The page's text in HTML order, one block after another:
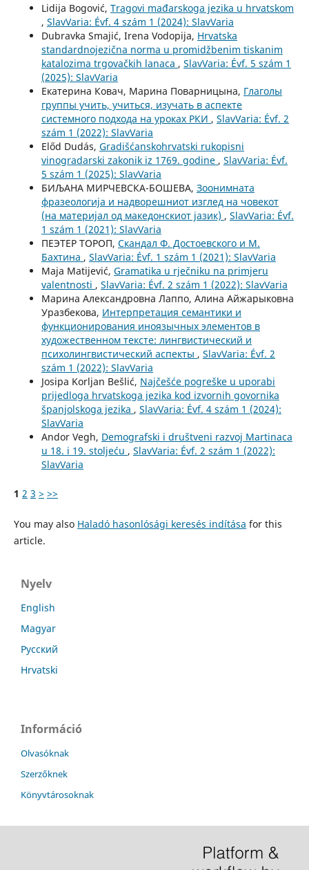
Lidija Bogović, Tragovi mađarskoga jezika u hrvatskom
, SlavVaria: Évf. 4 szám 1 (2024): SlavVaria
Dubravka Smajić, Irena Vodopija, Hrvatska
standardnojezična norma u promidžbenim tiskanim
katalozima trgovačkih lanaca , SlavVaria: Évf. 5 szám 1
(2025): SlavVaria
Екатерина Ковач, Марина Поварницына, Глаголы
группы учить, учиться, изучать в аспекте
системного подхода на уроках РКИ , SlavVaria: Évf. 2
szám 1 (2022): SlavVaria
Előd Dudás, Gradišćanskohrvatski rukopisni
vinogradarski zakonik iz 1769. godine , SlavVaria: Évf.
5 szám 1 (2025): SlavVaria
БИЉАНА МИРЧЕВСКА-БОШЕВА, Зоонимната
фразеологиjа и надворешниот изглед на човекот
(на материjал од македонскиот jазик) , SlavVaria: Évf.
1 szám 1 (2021): SlavVaria
ПЕЭТЕР ТОРОП, Скандал Ф. Достоевского и М.
Бахтина , SlavVaria: Évf. 1 szám 1 (2021): SlavVaria
Maja Matijević, Gramatika u rječniku na primjeru
valentnosti , SlavVaria: Évf. 2 szám 1 (2022): SlavVaria
Марина Александровна Лаппо, Алина Айжарыковна
Уразбекова, Интерпретация семантики и
функционирования иноязычных элементов в
художественном тексте: лингвистический и
психолингвистический аспекты , SlavVaria: Évf. 2
szám 1 (2022): SlavVaria
Josipa Korljan Bešlić, Najčešće pogreške u uporabi
prijedloga hrvatskoga jezika kod izvornih govornika
španjolskoga jezika , SlavVaria: Évf. 4 szám 1 (2024):
SlavVaria
Andor Vegh, Demografski i društveni razvoj Martinaca
u 18. i 19. stoljeću , SlavVaria: Évf. 2 szám 1 (2022):
SlavVaria
1 2 3 > >>
You may also Haladó hasonlósági keresés indítása for this
article.
Nyelv
English
Magyar
Русский
Hrvatski
Információ
Olvasóknak
Szerzőknek
Könyvtárosoknak